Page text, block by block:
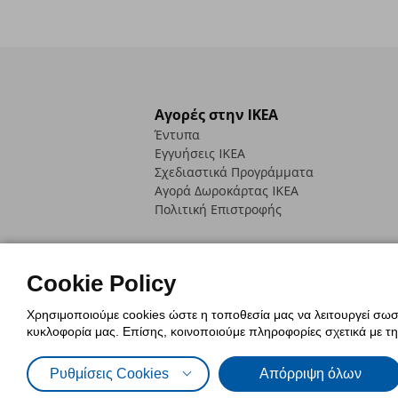
Αγορές στην IKEA
Έντυπα
Εγγυήσεις IKEA
Σχεδιαστικά Προγράμματα
Αγορά Δωρoκάρτας IKEA
Πολιτική Επιστροφής
Πολιτική CookiesΔήλωση
Cookie Policy
Χρησιμοποιούμε cookies ώστε η τοποθεσία μας να λειτουργεί
κυκλοφορία μας. Επίσης, κοινοποιούμε πληροφορίες σχετικά
Ρυθμίσεις Cookies Απόρριψη όλων